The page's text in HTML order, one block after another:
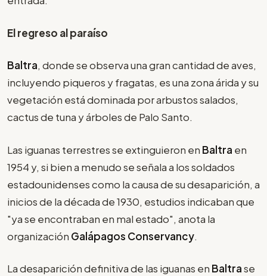
El regreso al paraíso
Baltra, donde se observa una gran cantidad de aves,
incluyendo piqueros y fragatas, es una zona árida y su
vegetación está dominada por arbustos salados,
cactus de tuna y árboles de Palo Santo.
Las iguanas terrestres se extinguieron en Baltra en
1954 y, si bien a menudo se señala a los soldados
estadounidenses como la causa de su desaparición, a
inicios de la década de 1930, estudios indicaban que
"ya se encontraban en mal estado", anota la
organización Galápagos Conservancy.
La desaparición definitiva de las iguanas en Baltrase